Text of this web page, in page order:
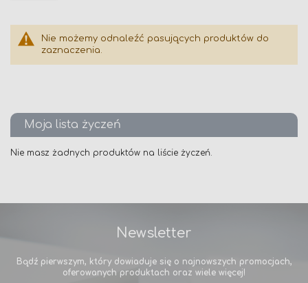
Nie możemy odnaleźć pasujących produktów do
zaznaczenia.
Moja lista życzeń
Nie masz żadnych produktów na liście życzeń.
Newsletter
Bądź pierwszym, który dowiaduje się o najnowszych promocjach,
oferowanych produktach oraz wiele więcej!